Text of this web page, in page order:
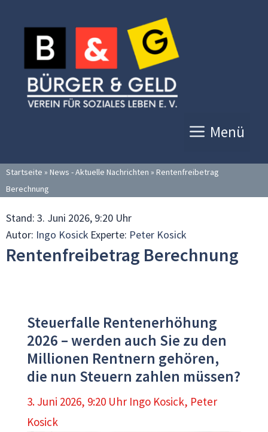
Inhalt
springen
Menü
Startseite » News - Aktuelle Nachrichten » Rentenfreibetrag
Berechnung
Stand: 3. Juni 2026, 9:20 Uhr
Autor: Ingo Kosick Experte: Peter Kosick
Rentenfreibetrag Berechnung
Steuerfalle Rentenerhöhung
2026 – werden auch Sie zu den
Millionen Rentnern gehören,
die nun Steuern zahlen müssen?
3. Juni 2026, 9:20 Uhr Ingo Kosick, Peter
Kosick